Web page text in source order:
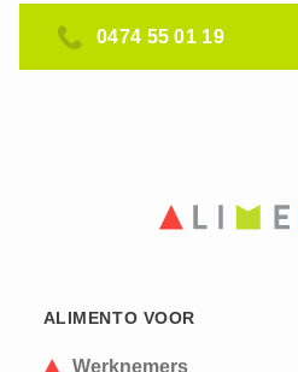
0474 55 01 19
ALIMENTO VOOR
Werknemers